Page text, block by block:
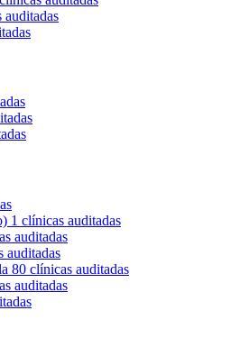
auditadas
1 clínicas auditadas
auditadas
auditadas
80 clínicas auditadas
auditadas